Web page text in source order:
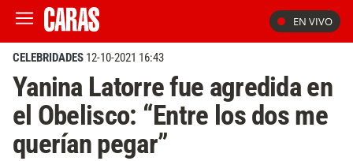
EN VIVO
CELEBRIDADES 12-10-2021 16:43
Yanina Latorre fue agredida en
el Obelisco: “Entre los dos me
querían pegar”